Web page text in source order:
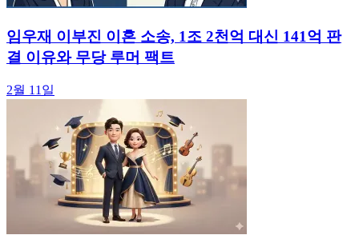
임우재 이부진 이혼 소송, 1조 2천억 대신 141억 판
결 이유와 무당 루머 팩트
2월 11일